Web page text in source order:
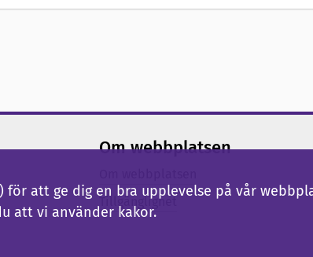
Om webbplatsen
Tillgänglighet
för att ge dig en bra upplevelse på vår
att vi använder kakor.